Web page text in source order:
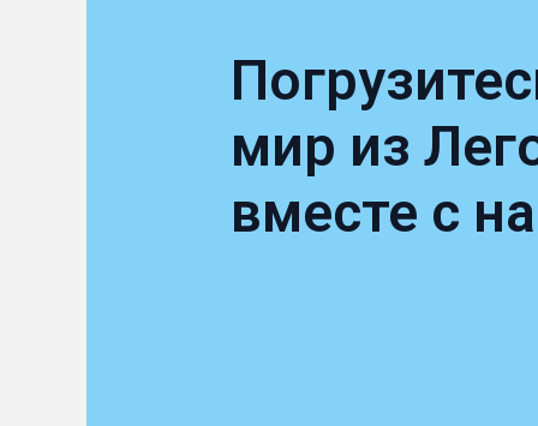
мир из
вместе с